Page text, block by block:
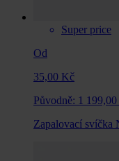
Super price
Od
35,00 Kč
Původně: 1
Zapalovací svíčka